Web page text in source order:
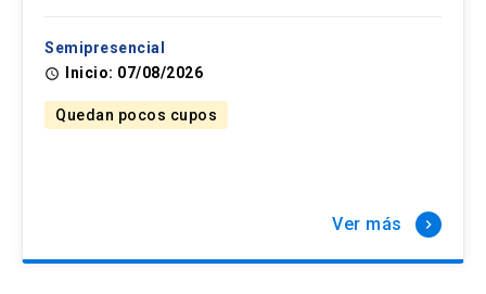
Semipresencial
access_time Inicio: 07/08/2026
Quedan pocos cupos
Ver más keyboard_arrow_right